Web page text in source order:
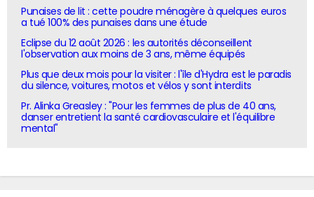
Punaises de lit : cette poudre ménagère à quelques euros
a tué 100% des punaises dans une étude
Eclipse du 12 août 2026 : les autorités déconseillent
l'observation aux moins de 3 ans, même équipés
Plus que deux mois pour la visiter : l'île d'Hydra est le paradis
du silence, voitures, motos et vélos y sont interdits
Pr. Alinka Greasley : "Pour les femmes de plus de 40 ans,
danser entretient la santé cardiovasculaire et l'équilibre
mental"